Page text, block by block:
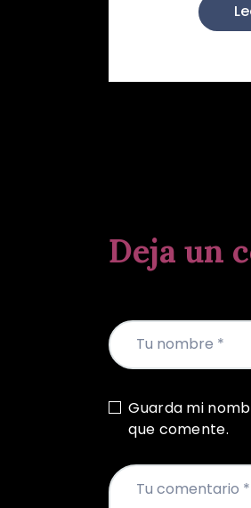
Deja un
Guarda mi
que comente.